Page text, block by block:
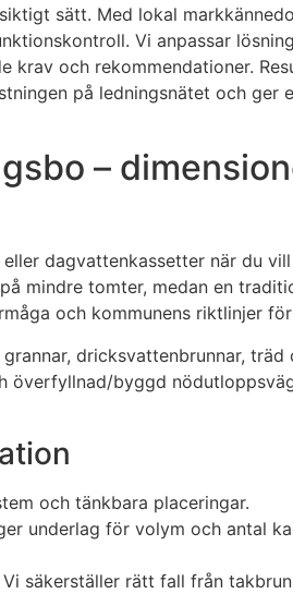
sätt. Med lokal
Vi anpassar
och rekommendationer.
på ledningsnätet och ger
–
dagvattenkassetter när du
mindre tomter, medan en
och kommunens riktlinjer för
dricksvattenbrunnar,
byggd
och tänkbara placeringar.
underlag för volym och antal
säkerställer rätt fall från